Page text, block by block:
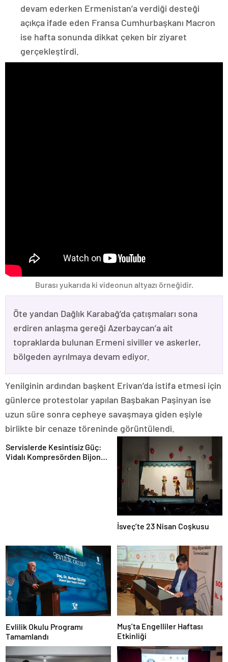
devam ederken Ermenistan’a verdiği desteği
açıkça ifade eden Fransa Cumhurbaşkanı Macron
ise hafta sonunda dikkat çeken bir ziyaret
gerçekleştirdi.
Burası yukarıda ki videonun altyazı örneğidir.
Öte yandan Dağlık Karabağ’da çatışmaları sona
erdiren anlaşma gereği Azerbaycan’a ait
topraklarda bulunan Ermeni siviller ve askerler,
bölgeden ayrılmaya devam ediyor.
Yenilginin ardından başkent Erivan’da istifa etmesi için
günlerce protestolar yapılan Başbakan Paşinyan ise
uzun süre sonra cepheye savaşmaya giden eşiyle
birlikte bir cenaze töreninde görüntülendi.
Servislerde Kesintisiz Güç:
Vidalı Kompresörden Bijon
İsveç’te 23 Nisan Coşkusu
Evlilik Okulu Programı
Tamamlandı
Muş’ta Engelliler Haftası
Etkinliği